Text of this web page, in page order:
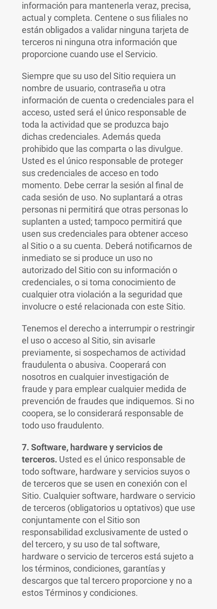
información para mantenerla veraz, precisa,
actual y completa. Centene o sus filiales no
están obligados a validar ninguna tarjeta de
terceros ni ninguna otra información que
proporcione cuando use el Servicio.
Siempre que su uso del Sitio requiera un
nombre de usuario, contraseña u otra
información de cuenta o credenciales para el
acceso, usted será el único responsable de
toda la actividad que se produzca bajo
dichas credenciales. Además queda
prohibido que las comparta o las divulgue.
Usted es el único responsable de proteger
sus credenciales de acceso en todo
momento. Debe cerrar la sesión al final de
cada sesión de uso. No suplantará a otras
personas ni permitirá que otras personas lo
suplanten a usted; tampoco permitirá que
usen sus credenciales para obtener acceso
al Sitio o a su cuenta. Deberá notificarnos de
inmediato se si produce un uso no
autorizado del Sitio con su información o
credenciales, o si toma conocimiento de
cualquier otra violación a la seguridad que
involucre o esté relacionada con este Sitio.
Tenemos el derecho a interrumpir o restringir
el uso o acceso al Sitio, sin avisarle
previamente, si sospechamos de actividad
fraudulenta o abusiva. Cooperará con
nosotros en cualquier investigación de
fraude y para emplear cualquier medida de
prevención de fraudes que indiquemos. Si no
coopera, se lo considerará responsable de
todo uso fraudulento.
7. Software, hardware y servicios de
terceros. Usted es el único responsable de
todo software, hardware y servicios suyos o
de terceros que se usen en conexión con el
Sitio. Cualquier software, hardware o servicio
de terceros (obligatorios u optativos) que use
conjuntamente con el Sitio son
responsabilidad exclusivamente de usted o
del tercero, y su uso de tal software,
hardware o servicio de terceros está sujeto a
los términos, condiciones, garantías y
descargos que tal tercero proporcione y no a
estos Términos y condiciones.